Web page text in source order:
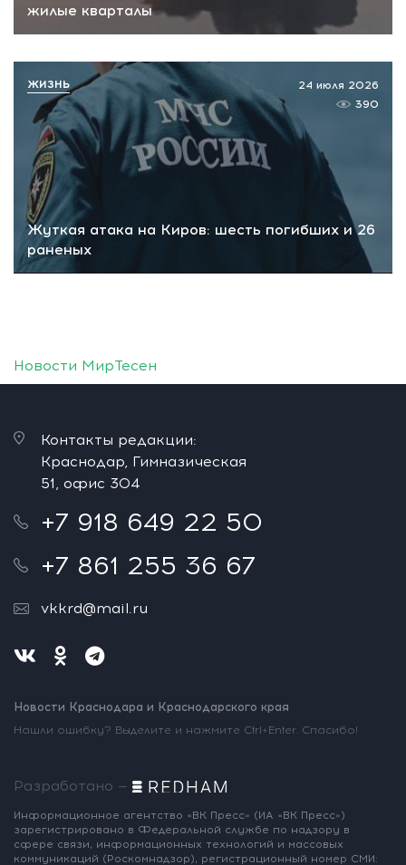
жилые кварталы
Жуткая атака на Киров: шесть погибших и 26
раненых
24 июля 2026
390
ЖИЗНЬ
Новости МирТесен
Контакты редакции:
Краснодар, Гимназическая
51, офис 304
+7 918 649 22 50
+7 861 255 36 67
vkkrd@mail.ru
Новости Краснодара и Краснодарского края
Нашли ошибку? Выделите и нажмите Ctrl+Enter. Спасибо!
Разработано —
Информационное агентство «ВК Пресс» (ИА «ВК Пресс»)
зарегистрировано в Федеральной службе по надзору в
сфере связи, информационных технологий и массовых
коммуникаций (Роскомнадзор), регистрационный номер СМИ: